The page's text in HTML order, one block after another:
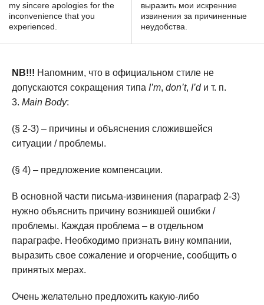
my sincere apologies for the
inconvenience that you
experienced.
выразить мои искренние
извинения за причиненные
неудобства.
NB!!! Напомним, что в официальном стиле не
допускаются сокращения типа I’m, don’t, I’dи т. п.
Main Body:
(§ 2-3) – причины и объяснения сложившейся
ситуации / проблемы.
(§ 4) – предложение компенсации.
В основной части письма-извинения (параграф 2-3)
нужно объяснить причину возникшей ошибки /
проблемы. Каждая проблема – в отдельном
параграфе. Необходимо признать вину компании,
выразить свое сожаление и огорчение, сообщить о
принятых мерах.
Очень желательно предложить какую-либо